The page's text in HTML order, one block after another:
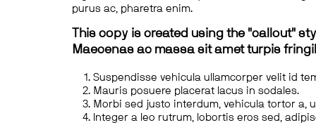
purus ac, pharetra enim.
This copy is created using the "callout"
Maecenas ac massa sit amet turpis
Suspendisse vehicula ullamcorper velit id
Mauris posuere placerat lacus in sodales.
Morbi sed justo interdum, vehicula tortor a,
Integer a leo rutrum, lobortis eros sed,